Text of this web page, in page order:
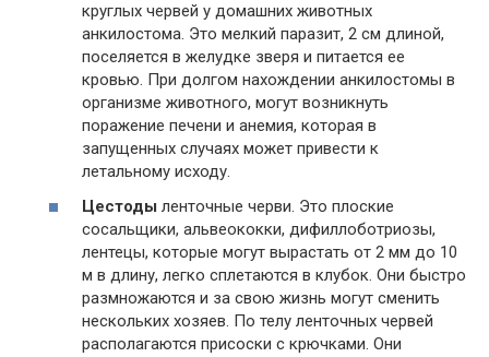
круглых червей у домашних животных
анкилостома. Это мелкий паразит, 2 см длиной,
поселяется в желудке зверя и питается ее
кровью. При долгом нахождении анкилостомы в
организме животного, могут возникнуть
поражение печени и анемия, которая в
запущенных случаях может привести к
летальному исходу.
Цестоды ленточные черви. Это плоские
сосальщики, альвеококки, дифиллоботриозы,
лентецы, которые могут вырастать от 2 мм до 10
м в длину, легко сплетаются в клубок. Они быстро
размножаются и за свою жизнь могут сменить
нескольких хозяев. По телу ленточных червей
располагаются присоски с крючками. Они